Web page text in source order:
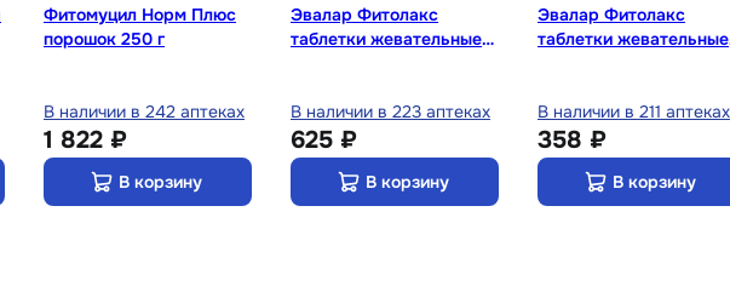
Фитомуцил Норм Плюс
порошок 250 г
В наличии в 242 аптеках
1 822 ₽
В корзину
Эвалар Фитолакс
таблетки жевательные
В наличии в 223 аптеках
625 ₽
В корзину
Эвалар Фитолакс
таблетки жевательные
В наличии в 211 аптеках
358 ₽
В корзину